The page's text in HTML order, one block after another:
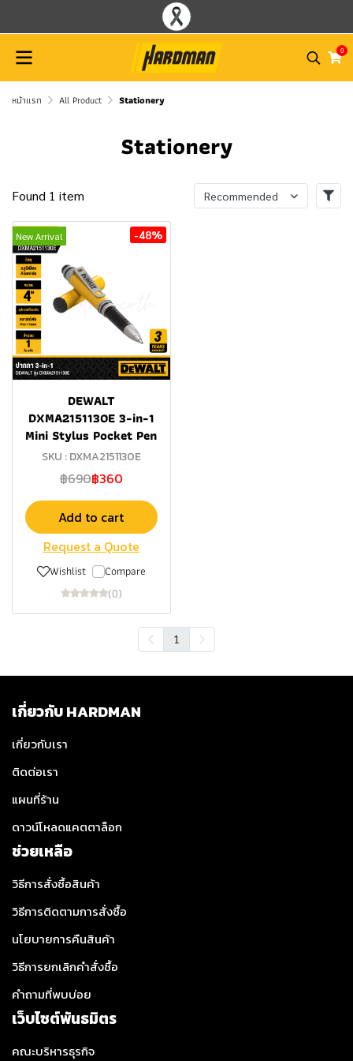
0
หน้าแรก All Product Stationery
Stationery
Found 1 item Recommended
New Arrival -48%
DEWALT
DXMA2151130E 3-in-1
Mini Stylus Pocket Pen
SKU : DXMA2151130E
฿690฿360
Add to cart
Request a Quote
Wishlist Compare
(0)
1
เกี่ยวกับ HARDMAN
เกี่ยวกับเรา
ติดต่อเรา
แผนที่ร้าน
ดาวน์โหลดแคตตาล็อก
ช่วยเหลือ
วิธีการสั่งซื้อสินค้า
วิธีการติดตามการสั่งซื้อ
นโยบายการคืนสินค้า
วิธีการยกเลิกคำสั่งซื้อ
คำถามที่พบบ่อย
เว็บไซต์พันธมิตร
คณะบริหารธุรกิจ